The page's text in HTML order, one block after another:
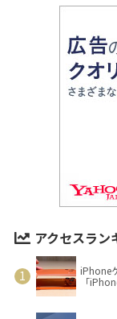
アクセスラン
iPhone
「